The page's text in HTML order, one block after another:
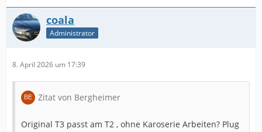
coala
Administrator
8. April 2026 um 17:39
Zitat von Bergheimer
Original T3 passt am T2 , ohne Karoserie Arbeiten? Plug